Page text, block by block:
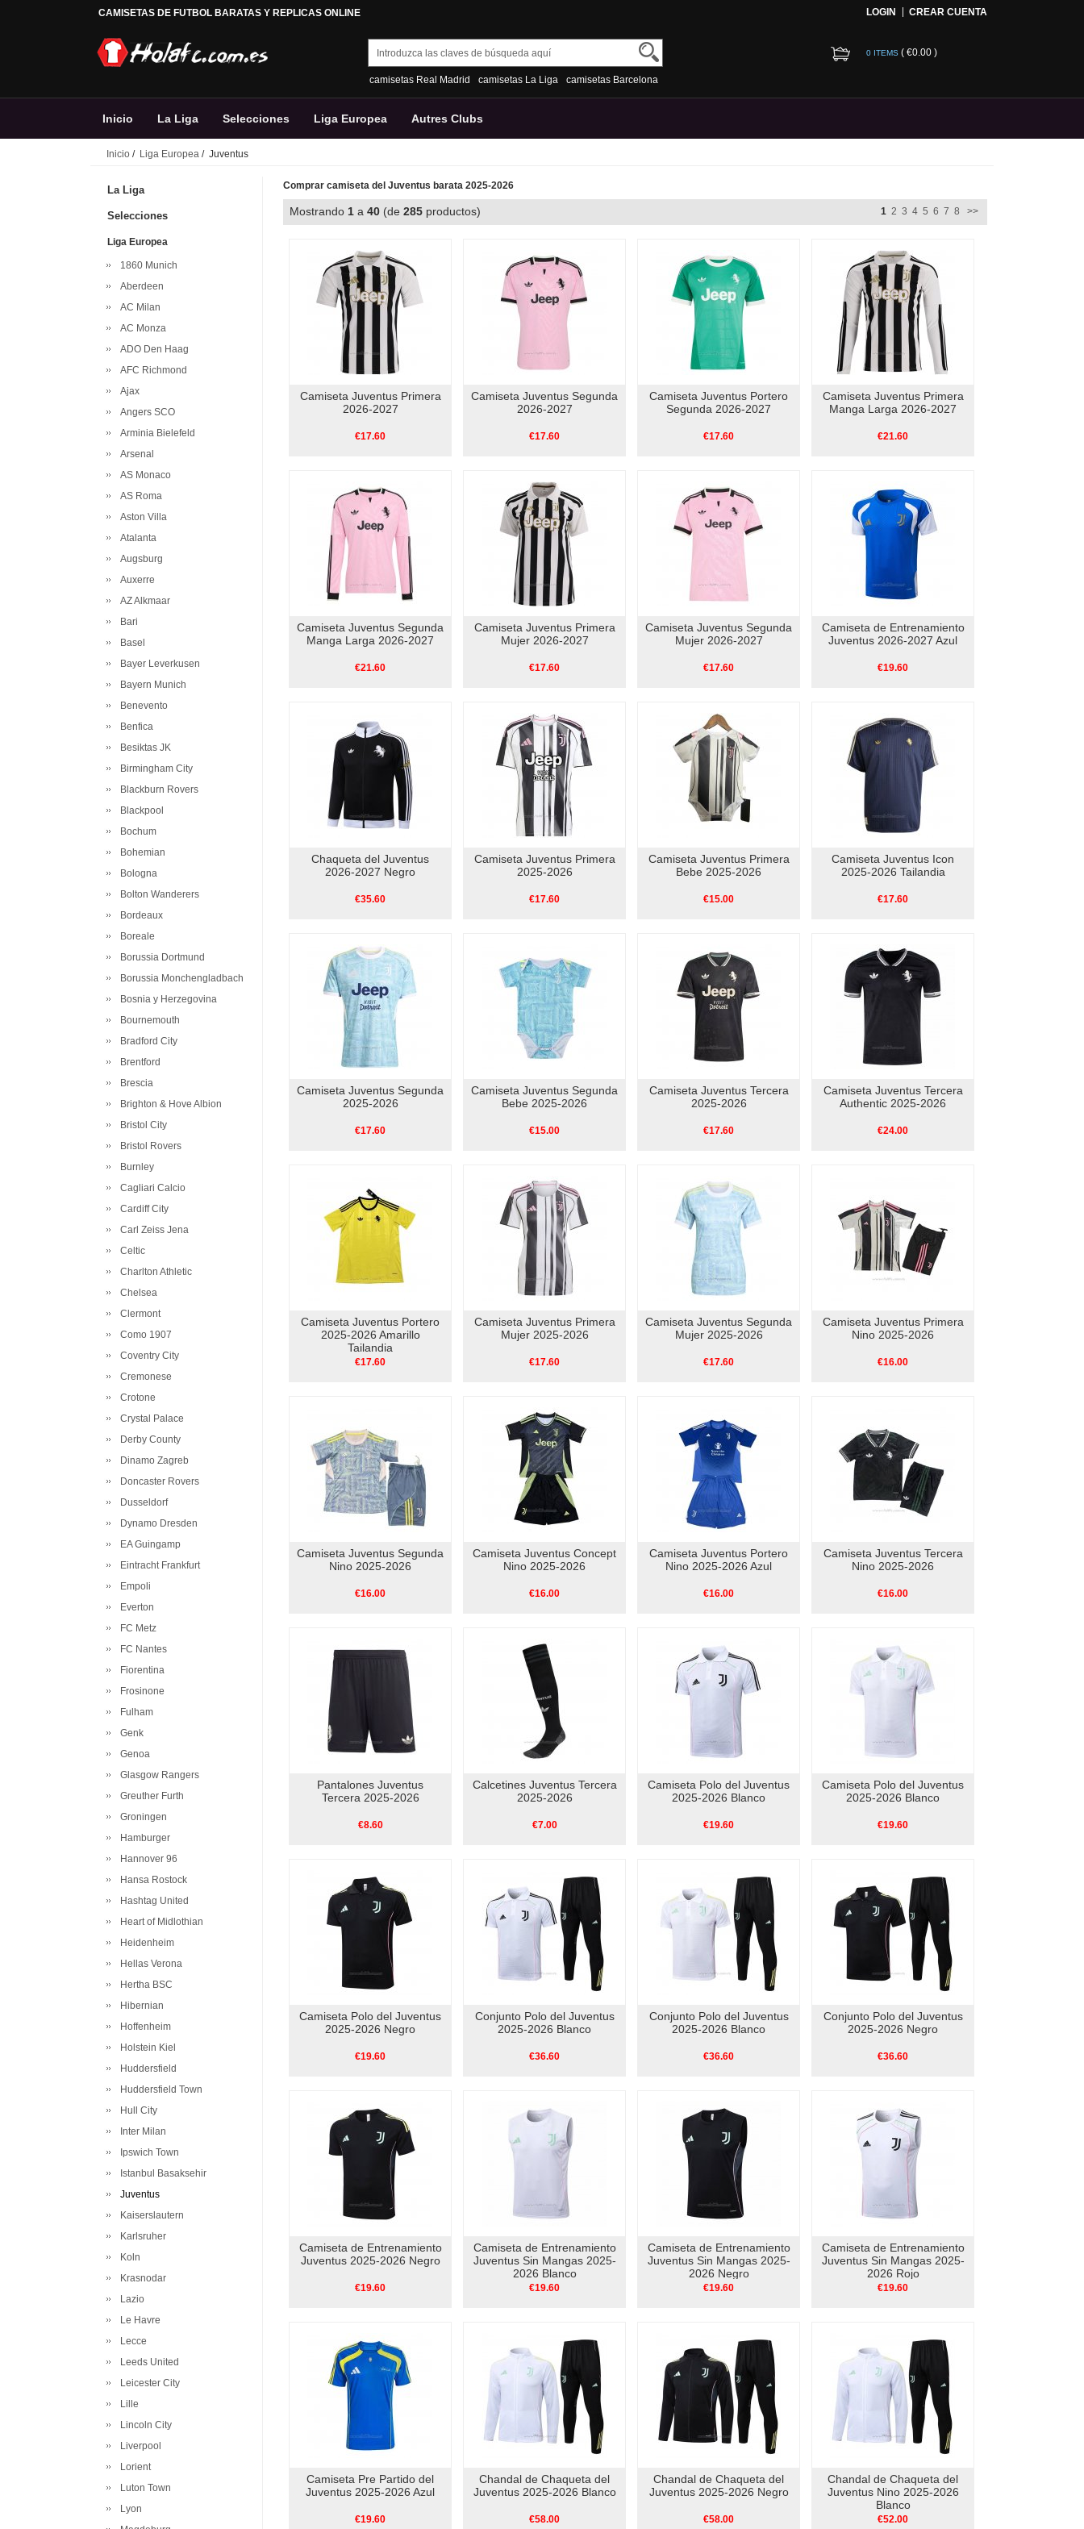
CAMISETAS DE FUTBOL BARATAS Y REPLICAS ONLINE LOGIN CREAR CUENTA
camisetas Real Madrid camisetas La Liga camisetas Barcelona
0 ITEMS ( €0.00 )
Inicio La Liga Selecciones Liga Europea Autres Clubs
Inicio / Liga Europea / Juventus
La Liga
Selecciones
Liga Europea
1860 Munich
Aberdeen
AC Milan
AC Monza
ADO Den Haag
AFC Richmond
Ajax
Angers SCO
Arminia Bielefeld
Arsenal
AS Monaco
AS Roma
Aston Villa
Atalanta
Augsburg
Auxerre
AZ Alkmaar
Bari
Basel
Bayer Leverkusen
Bayern Munich
Benevento
Benfica
Besiktas JK
Birmingham City
Blackburn Rovers
Blackpool
Bochum
Bohemian
Bologna
Bolton Wanderers
Bordeaux
Boreale
Borussia Dortmund
Borussia Monchengladbach
Bosnia y Herzegovina
Bournemouth
Bradford City
Brentford
Brescia
Brighton & Hove Albion
Bristol City
Bristol Rovers
Burnley
Cagliari Calcio
Cardiff City
Carl Zeiss Jena
Celtic
Charlton Athletic
Chelsea
Clermont
Como 1907
Coventry City
Cremonese
Crotone
Crystal Palace
Derby County
Dinamo Zagreb
Doncaster Rovers
Dusseldorf
Dynamo Dresden
EA Guingamp
Eintracht Frankfurt
Empoli
Everton
FC Metz
FC Nantes
Fiorentina
Frosinone
Fulham
Genk
Genoa
Glasgow Rangers
Greuther Furth
Groningen
Hamburger
Hannover 96
Hansa Rostock
Hashtag United
Heart of Midlothian
Heidenheim
Hellas Verona
Hertha BSC
Hibernian
Hoffenheim
Holstein Kiel
Huddersfield
Huddersfield Town
Hull City
Inter Milan
Ipswich Town
Istanbul Basaksehir
Juventus
Kaiserslautern
Karlsruher
Koln
Krasnodar
Lazio
Le Havre
Lecce
Leeds United
Leicester City
Lille
Lincoln City
Liverpool
Lorient
Luton Town
Lyon
Comprar camiseta del Juventus barata 2025-2026
Mostrando 1 a 40 (de 285 productos) 1 2 3 4 5 6 7 8 >>
Camiseta Juventus Primera
2026-2027
€17.60
Camiseta Juventus Segunda
2026-2027
€17.60
Camiseta Juventus Portero
Segunda 2026-2027
€17.60
Camiseta Juventus Primera
Manga Larga 2026-2027
€21.60
Camiseta Juventus Segunda
Manga Larga 2026-2027
€21.60
Camiseta Juventus Primera
Mujer 2026-2027
€17.60
Camiseta Juventus Segunda
Mujer 2026-2027
€17.60
Camiseta de Entrenamiento
Juventus 2026-2027 Azul
€19.60
Chaqueta del Juventus
2026-2027 Negro
€35.60
Camiseta Juventus Primera
2025-2026
€17.60
Camiseta Juventus Primera
Bebe 2025-2026
€15.00
Camiseta Juventus Icon
2025-2026 Tailandia
€17.60
Camiseta Juventus Segunda
2025-2026
€17.60
Camiseta Juventus Segunda
Bebe 2025-2026
€15.00
Camiseta Juventus Tercera
2025-2026
€17.60
Camiseta Juventus Tercera
Authentic 2025-2026
€24.00
Camiseta Juventus Portero
2025-2026 Amarillo
Tailandia
€17.60
Camiseta Juventus Primera
Mujer 2025-2026
€17.60
Camiseta Juventus Segunda
Mujer 2025-2026
€17.60
Camiseta Juventus Primera
Nino 2025-2026
€16.00
Camiseta Juventus Segunda
Nino 2025-2026
€16.00
Camiseta Juventus Concept
Nino 2025-2026
€16.00
Camiseta Juventus Portero
Nino 2025-2026 Azul
€16.00
Camiseta Juventus Tercera
Nino 2025-2026
€16.00
Pantalones Juventus
Tercera 2025-2026
€8.60
Calcetines Juventus Tercera
2025-2026
€7.00
Camiseta Polo del Juventus
2025-2026 Blanco
€19.60
Camiseta Polo del Juventus
2025-2026 Blanco
€19.60
Camiseta Polo del Juventus
2025-2026 Negro
€19.60
Conjunto Polo del Juventus
2025-2026 Blanco
€36.60
Conjunto Polo del Juventus
2025-2026 Blanco
€36.60
Conjunto Polo del Juventus
2025-2026 Negro
€36.60
Camiseta de Entrenamiento
Juventus 2025-2026 Negro
€19.60
Camiseta de Entrenamiento
Juventus Sin Mangas 2025-
2026 Blanco
€19.60
Camiseta de Entrenamiento
Juventus Sin Mangas 2025-
2026 Negro
€19.60
Camiseta de Entrenamiento
Juventus Sin Mangas 2025-
2026 Rojo
€19.60
Camiseta Pre Partido del
Juventus 2025-2026 Azul
€19.60
Chandal de Chaqueta del
Juventus 2025-2026 Blanco
€58.00
Chandal de Chaqueta del
Juventus 2025-2026 Negro
€58.00
Chandal de Chaqueta del
Juventus Nino 2025-2026
Blanco
€52.00